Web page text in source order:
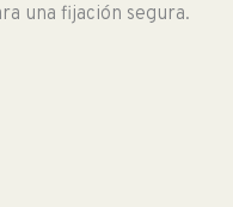
una fijación segura.